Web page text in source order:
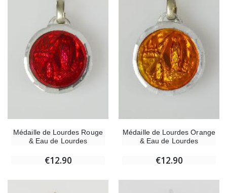
Médaille de Lourdes Rouge
& Eau de Lourdes
€12.90
Médaille de Lourdes Orange
& Eau de Lourdes
€12.90